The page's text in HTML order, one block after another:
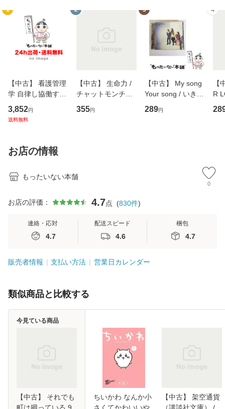
1
【中古】 看護管理
学 自律し協働する
専門職の看護マネ
ジメントスキル 改
恵 藤本幸三 / 南江
堂 [単行
3,852円
送料無料
2
【中古】 生命力 /
チャットモンチー /
キューンレコード
[CD]【メール便送
355円
3
【中古】 My song
Your song / いきも
のがかり / [CD]
【メール便送料無
289円
4
【
R
産
お店の情報
もったいない本舗
0
お店の評価： 4.7点 (830件)
連絡・応対
4.7
配送スピード
4.6
梱包
4.7
販売者情報 支払い方法 営業日カレンダー
類似商品と比較する
【中古】 それでも
今見ている商品
ちいかわ なんか小
【中古】 架空通貨